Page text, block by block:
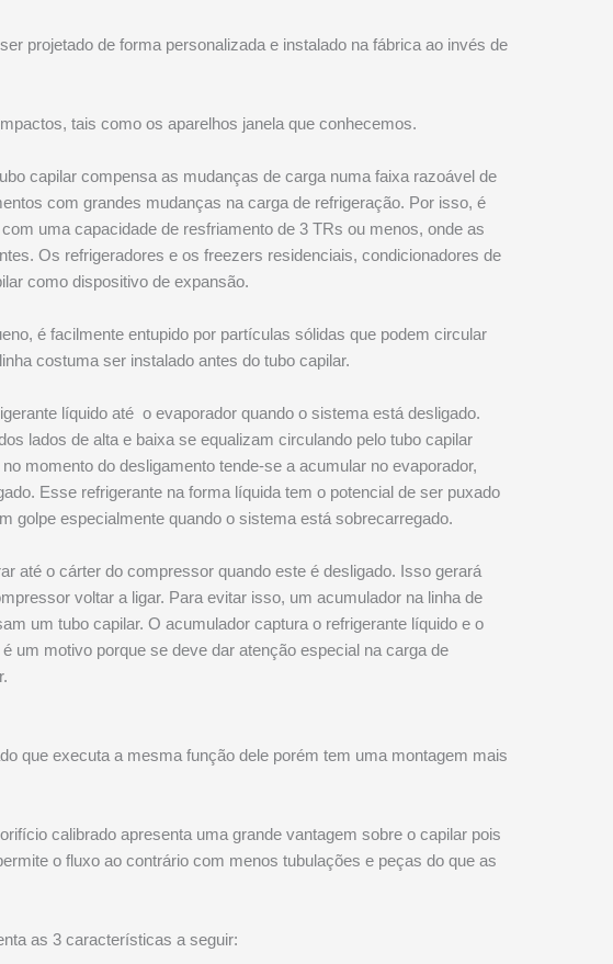
projetado de forma personalizada e instalado na fábrica ao invés de
tais como os aparelhos janela que conhecemos.
capilar compensa as mudanças de carga numa faixa razoável de
com grandes mudanças na carga de refrigeração. Por isso, é
uma capacidade de resfriamento de 3 TRs ou menos, onde as
Os refrigeradores e os freezers residenciais, condicionadores de
como dispositivo de expansão.
é facilmente entupido por partículas sólidas que podem circular
costuma ser instalado antes do tubo capilar.
líquido até o evaporador quando o sistema está desligado.
lados de alta e baixa se equalizam circulando pelo tubo capilar
momento do desligamento tende-se a acumular no evaporador,
Esse refrigerante na forma líquida tem o potencial de ser puxado
golpe especialmente quando o sistema está sobrecarregado.
até o cárter do compressor quando este é desligado. Isso gerará
voltar a ligar. Para evitar isso, um acumulador na linha de
um tubo capilar. O acumulador captura o refrigerante líquido e o
um motivo porque se deve dar atenção especial na carga de
que executa a mesma função dele porém tem uma montagem mais
calibrado apresenta uma grande vantagem sobre o capilar pois
o fluxo ao contrário com menos tubulações e peças do que as
as 3 características a seguir: